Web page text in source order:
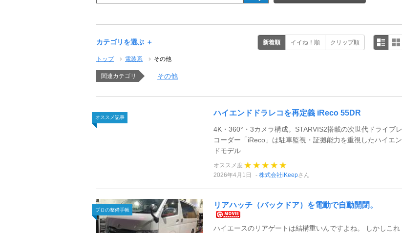
カテゴリを選ぶ ＋ 新着順 イイね！順 クリップ順
トップ 電装系 その他
関連カテゴリ その他
オススメ記事
ハイエンドドラレコを再定義 iReco 55DR
4K・360°・3カメラ構成。STARVIS2搭載の次世代ドライブレ
コーダー「iReco」は駐車監視・証拠能力を重視したハイエン
ドモデル
オススメ度
2026年4月1日
株式会社iKeepさん
プロの整備手帳
リアハッチ（バックドア）を電動で自動開閉。
ハイエースのリアゲートは結構重いんですよね。 しかしこれ